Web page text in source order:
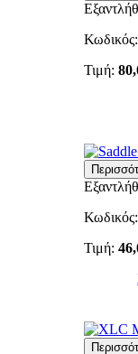
Κωδικός:
Τιμή:
Κωδικός:
Τιμή: